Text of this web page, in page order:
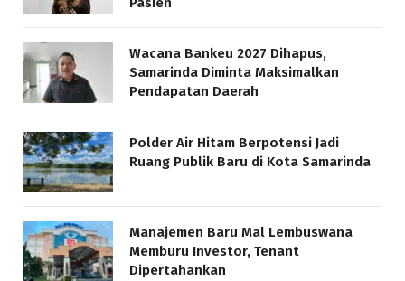
Wacana Bankeu 2027 Dihapus,
Samarinda Diminta Maksimalkan
Pendapatan Daerah
Polder Air Hitam Berpotensi Jadi
Ruang Publik Baru di Kota Samarinda
Manajemen Baru Mal Lembuswana
Memburu Investor, Tenant
Dipertahankan